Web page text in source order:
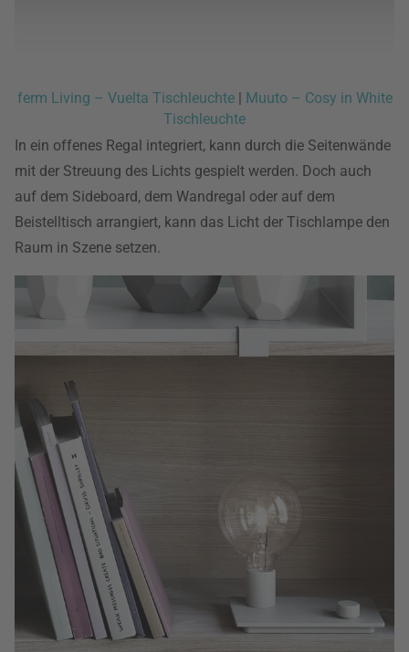
ferm Living – Vuelta Tischleuchte| Muuto – Cosy in White
Tischleuchte
In ein offenes Regal integriert, kann durch die Seitenwände
mit der Streuung des Lichts gespielt werden. Doch auch
auf dem Sideboard, dem Wandregal oder auf dem
Beistelltisch arrangiert, kann das Licht der Tischlampe den
Raum in Szene setzen.